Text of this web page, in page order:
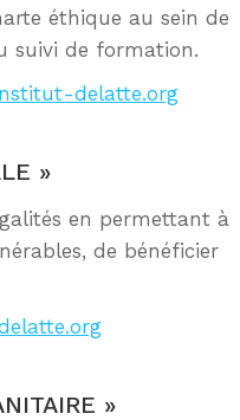
éthique au sein de
suivi de formation.
delatte.org
»
en permettant à
de bénéficier
»